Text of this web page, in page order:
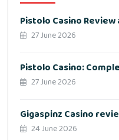
Pistolo Casino Review
27 June 2026
Pistolo Casino:
27 June 2026
Gigaspinz Casino
24 June 2026